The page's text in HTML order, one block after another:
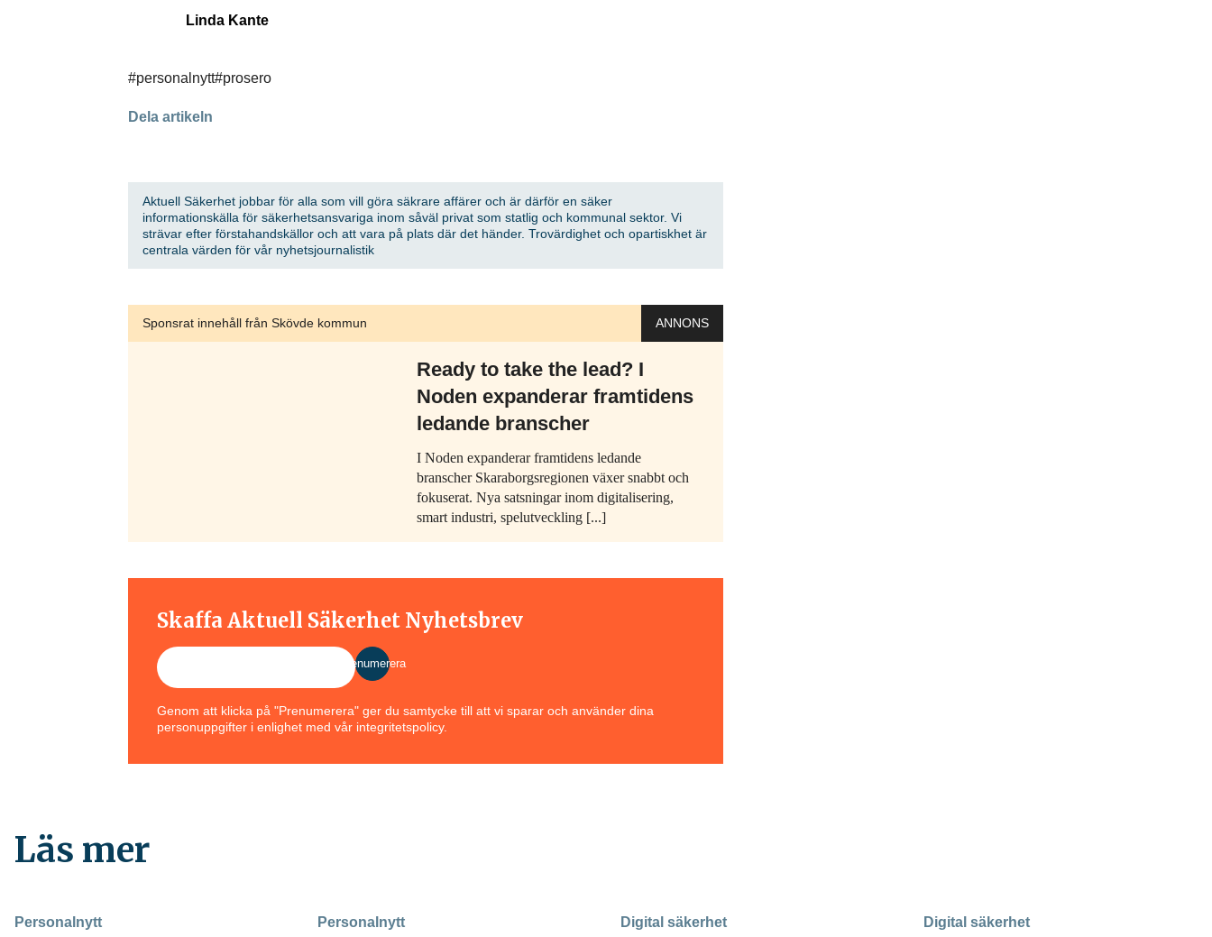
Linda Kante
#personalnytt#prosero
Dela artikeln
Aktuell Säkerhet jobbar för alla som vill göra säkrare affärer och är därför en säker
informationskälla för säkerhetsansvariga inom såväl privat som statlig och kommunal sektor. Vi
strävar efter förstahandskällor och att vara på plats där det händer. Trovärdighet och opartiskhet är
centrala värden för vår nyhetsjournalistik
Sponsrat innehåll från Skövde kommun ANNONS
Ready to take the lead? I
Noden expanderar framtidens
ledande branscher
I Noden expanderar framtidens ledande
branscher Skaraborgsregionen växer snabbt och
fokuserat. Nya satsningar inom digitalisering,
smart industri, spelutveckling [...]
Skaffa Aktuell Säkerhet Nyhetsbrev
Prenumerera
Genom att klicka på "Prenumerera" ger du samtycke till att vi sparar och använder dina
personuppgifter i enlighet med vår integritetspolicy.
Läs mer
Personalnytt Personalnytt Digital säkerhet Digital säkerhet